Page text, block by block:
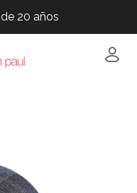
20 años
20 años
20 años